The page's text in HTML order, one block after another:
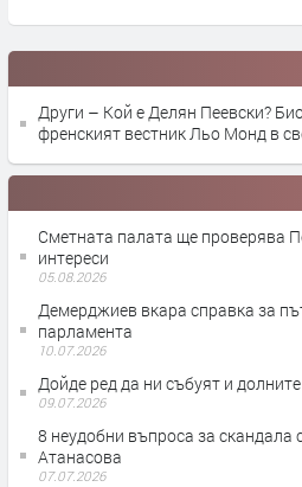
Други – Кой е Делян Пеевски?
френският вестник Льо Монд в
Сметната палата ще провeрява
интереси
05.08.2026
Демерджиев вкара справка за
парламента
10.07.2026
Дойде ред да ни събуят и
09.07.2026
8 неудобни въпроса за скандала
Атанасова
07.07.2026